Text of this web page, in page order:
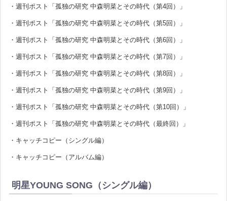
・週刊ポスト「孤独の研究 中森明菜とその時代（第4回）」
・週刊ポスト「孤独の研究 中森明菜とその時代（第5回）」
・週刊ポスト「孤独の研究 中森明菜とその時代（第6回）」
・週刊ポスト「孤独の研究 中森明菜とその時代（第7回）」
・週刊ポスト「孤独の研究 中森明菜とその時代（第8回）」
・週刊ポスト「孤独の研究 中森明菜とその時代（第9回）」
・週刊ポスト「孤独の研究 中森明菜とその時代（第10回）」
・週刊ポスト「孤独の研究 中森明菜とその時代（最終回）」
・キャッチコピー（シングル編）
・キャッチコピー（アルバム編）
明星YOUNG SONG（シングル編）